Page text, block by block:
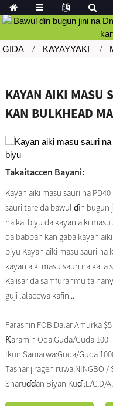
GIDA KAYAYYAKI
KAYAN AIKI MASU
KAN BULKHEAD
Takaitaccen Bayani:
Kayan aiki masu sauri na
sauri tare da bawul ɗin bugun
na kai biyu da kayan aiki
da babban kan gaba kayan
biyu Kayan aiki masu sauri na
kayan aiki masu sauri na kai
Ka isar da samfuranmu ta
guji lalacewa kafin...
Farashin FOB:Dalar Amurka
Ƙaramin Oda:Guda/Guda 100
Ikon Samarwa:Guda/Guda
Tashar jiragen ruwa:NINGBO /
Sharuɗɗan Biyan Kuɗi:L/C,D/